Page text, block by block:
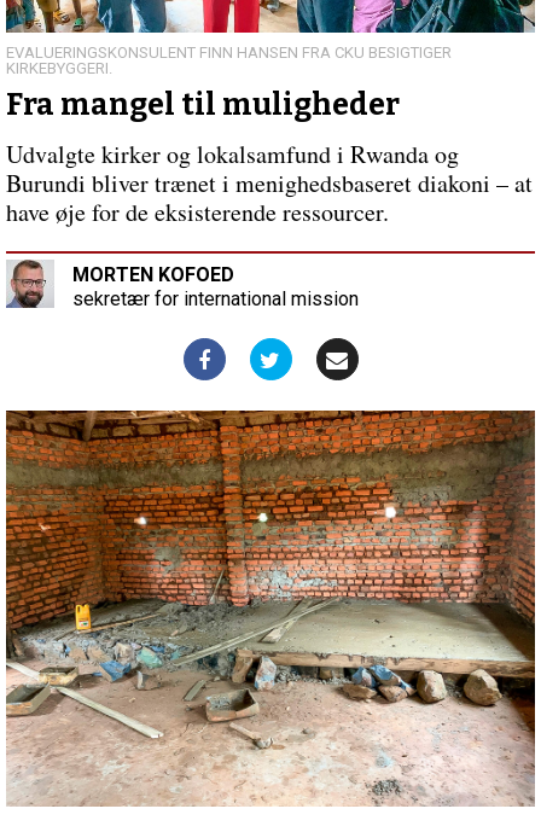
bliver
80
årForrige
indlæg:
velsignelse
betyder
for
mig
EVALUERINGSKONSULENT FINN HANSEN FRA CKU BESIGTIGER
KIRKEBYGGERI.
Fra mangel til muligheder
Udvalgte kirker og lokalsamfund i Rwanda og
Burundi bliver trænet i menighedsbaseret diakoni – at
have øje for de eksisterende ressourcer.
MORTEN KOFOED
sekretær for international mission